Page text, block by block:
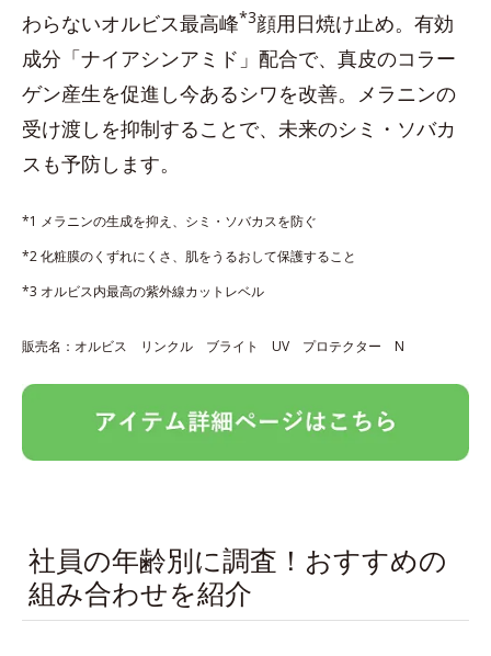
わらないオルビス最高峰*3顔用日焼け止め。有効
成分「ナイアシンアミド」配合で、真皮のコラー
ゲン産生を促進し今あるシワを改善。メラニンの
受け渡しを抑制することで、未来のシミ・ソバカ
スも予防します。
*1 メラニンの生成を抑え、シミ・ソバカスを防ぐ
*2 化粧膜のくずれにくさ、肌をうるおして保護すること
*3 オルビス内最高の紫外線カットレベル
販売名：オルビス リンクル ブライト UV プロテクター N
社員の年齢別に調査！おすすめの
組み合わせを紹介